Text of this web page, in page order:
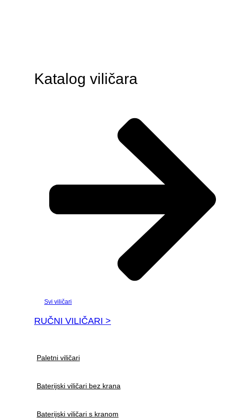
Katalog viličara
Svi viličari
RUČNI VILIČARI >
Paletni viličari
Baterijski viličari bez krana
Baterijski viličari s kranom